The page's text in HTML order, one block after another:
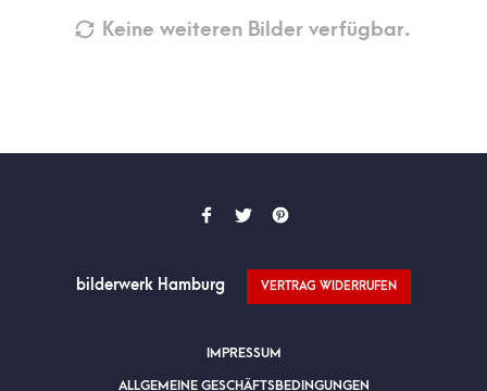
Keine weiteren Bilder verfügbar.
bilderwerk Hamburg VERTRAG WIDERRUFEN
IMPRESSUM
ALLGEMEINE GESCHÄFTSBEDINGUNGEN